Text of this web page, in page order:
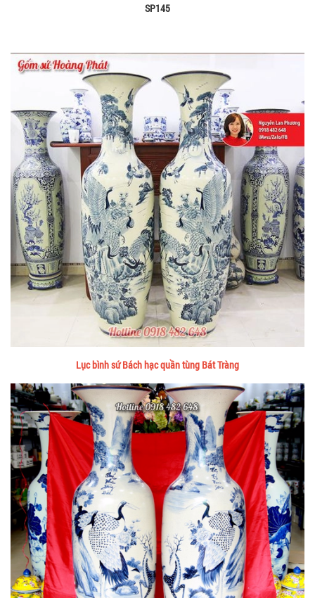
SP145
Lục bình sứ Bách hạc quần tùng Bát Tràng